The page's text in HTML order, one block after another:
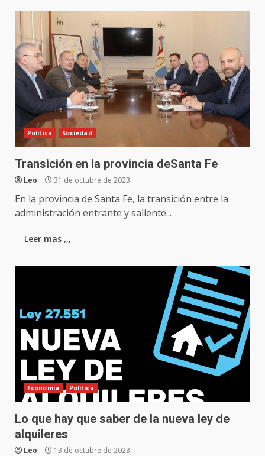
Política Sociedad
Transición en la provincia deSanta Fe
Leo 31 de octubre de 2023
En la provincia de Santa Fe, la transición entre la
administración entrante y saliente...
Leer mas ,,,
Economía Política
Lo que hay que saber de la nueva ley de
alquileres
Leo 13 de octubre de 2023